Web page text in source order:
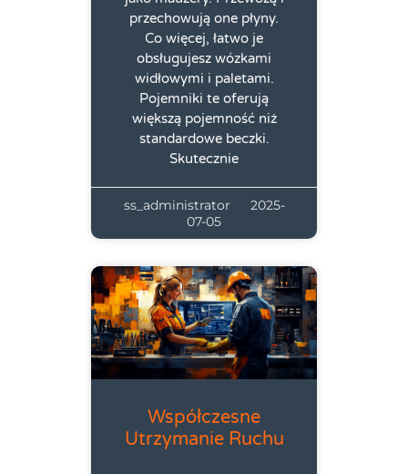
przechowują one płyny.
Co więcej, łatwo je
obsługujesz wózkami
widłowymi i paletami.
Pojemniki te oferują
większą pojemność niż
standardowe beczki.
Skutecznie
ss_administrator
2025-
07-05
Współczesne
Utrzymanie Ruchu